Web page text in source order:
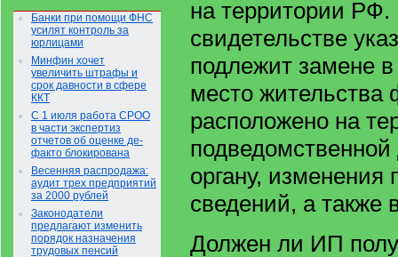
Банки при помощи ФНС
усилят контроль за
юрлицами
Минфин хочет
увеличить штрафы и
срок давности в сфере
ККТ
С 1 июля работа СРОО
в части экспертиз
отчетов об оценке де-
факто блокирована
Весенняя распродажа:
аудит трех предприятий
за 2000 рублей
Законодатели
предлагают изменить
порядок назначения
трудовых пенсий
на территории
свидетельстве
подлежит замене
место жительства
расположено на
подведомственной
органу,
сведений, а также
Должен ли ИП